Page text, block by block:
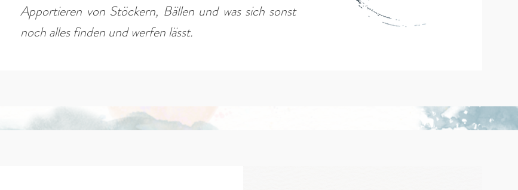
Apportieren von Stöckern, Bällen und was sich sonst
noch alles finden und werfen lässt.